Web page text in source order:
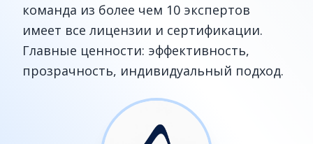
команда из более чем 10 экспертов
имеет все лицензии и сертификации.
Главные ценности: эффективность,
прозрачность, индивидуальный подход.